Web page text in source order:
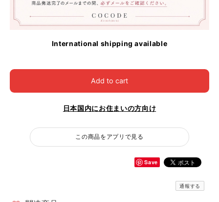
International shipping available
Add to cart
日本国内にお住まいの方向け
この商品をアプリで見る
Save
通報する